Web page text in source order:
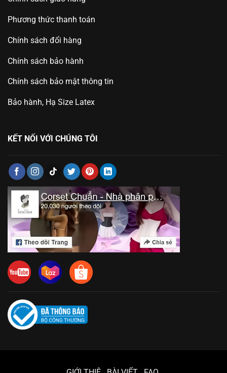
Phương thức thanh toán
Chính sách đổi hàng
Chính sách bảo hành
Chính sách bảo mật thông tin
Bảo hành, Hạ Size Latex
KẾT NỐI VỚI CHÚNG TÔI